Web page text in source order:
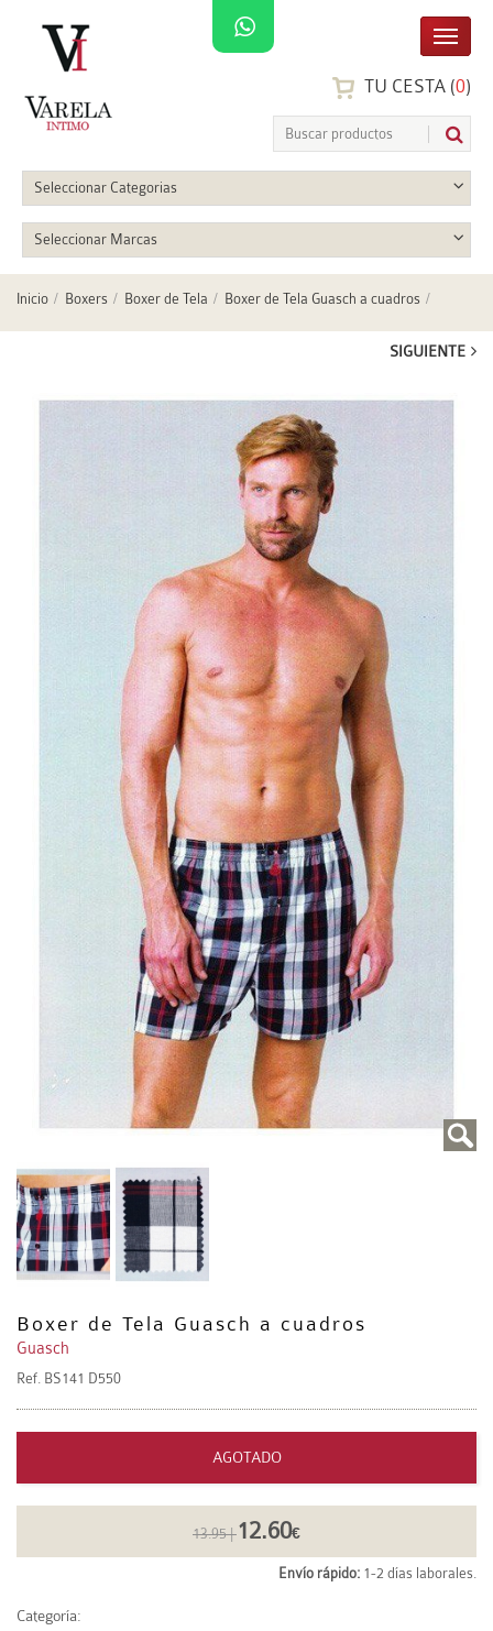
TU CESTA (0)
Seleccionar Categorias
Seleccionar Marcas
Inicio Boxers Boxer de Tela Boxer de Tela Guasch a cuadros
SIGUIENTE
Boxer de Tela Guasch a cuadros
Guasch
Ref. BS141 D550
AGOTADO
13.95 |12.60€
Envío rápido: 1-2 días laborales.
Categoría: